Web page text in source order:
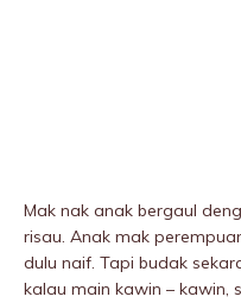
Mak nak anak bergaul
risau. Anak mak
dulu naif. Tapi budak
kalau main kawin – kawin,